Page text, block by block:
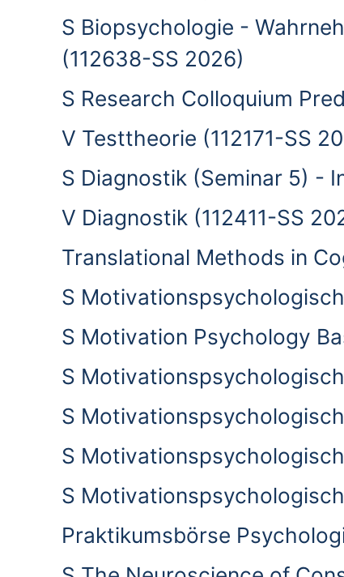
S Biopsychologie -
(112638-SS 2026)
S Research Colloquium
V Testtheorie (112171-SS
S Diagnostik (Seminar 5) -
V Diagnostik (112411-SS
Translational Methods in
S
S Motivation Psychology
S
S
S
S
Praktikumsbörse